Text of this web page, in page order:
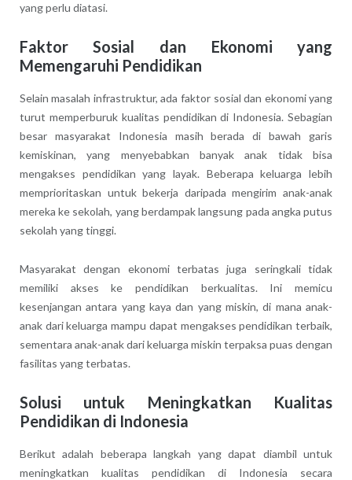
yang perlu diatasi.
Faktor Sosial dan Ekonomi yang
Memengaruhi Pendidikan
Selain masalah infrastruktur, ada faktor sosial dan ekonomi yang
turut memperburuk kualitas pendidikan di Indonesia. Sebagian
besar masyarakat Indonesia masih berada di bawah garis
kemiskinan, yang menyebabkan banyak anak tidak bisa
mengakses pendidikan yang layak. Beberapa keluarga lebih
memprioritaskan untuk bekerja daripada mengirim anak-anak
mereka ke sekolah, yang berdampak langsung pada angka putus
sekolah yang tinggi.
Masyarakat dengan ekonomi terbatas juga seringkali tidak
memiliki akses ke pendidikan berkualitas. Ini memicu
kesenjangan antara yang kaya dan yang miskin, di mana anak-
anak dari keluarga mampu dapat mengakses pendidikan terbaik,
sementara anak-anak dari keluarga miskin terpaksa puas dengan
fasilitas yang terbatas.
Solusi untuk Meningkatkan Kualitas
Pendidikan di Indonesia
Berikut adalah beberapa langkah yang dapat diambil untuk
meningkatkan kualitas pendidikan di Indonesia secara